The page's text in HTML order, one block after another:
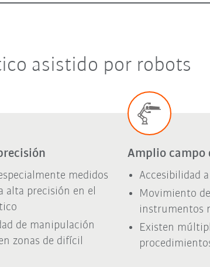
asistido por robots
medidos
alta precisión en el
de manipulación
zonas de difícil
Amplio campo
Accesibilidad
Movimiento
instrumentos
Existen